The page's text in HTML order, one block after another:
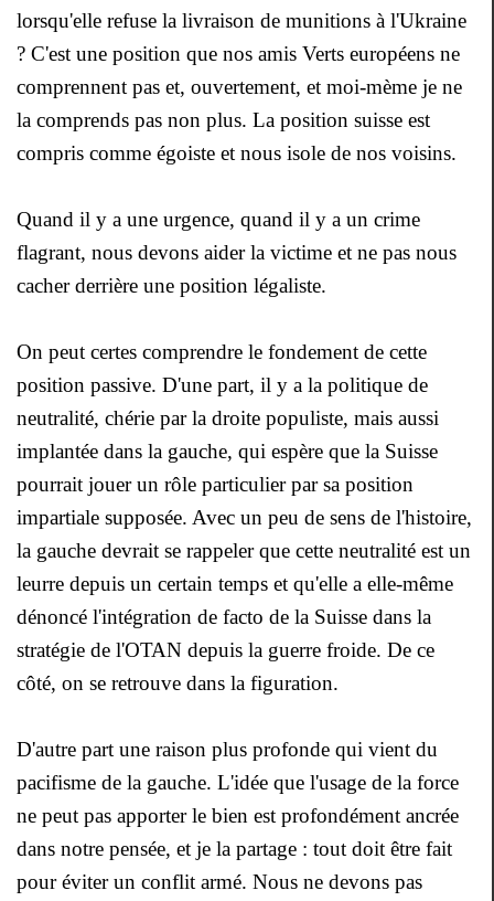
lorsqu'elle refuse la livraison de munitions à l'Ukraine
? C'est une position que nos amis Verts européens ne
comprennent pas et, ouvertement, et moi-mème je ne
la comprends pas non plus. La position suisse est
compris comme égoiste et nous isole de nos voisins.
Quand il y a une urgence, quand il y a un crime
flagrant, nous devons aider la victime et ne pas nous
cacher derrière une position légaliste.
On peut certes comprendre le fondement de cette
position passive. D'une part, il y a la politique de
neutralité, chérie par la droite populiste, mais aussi
implantée dans la gauche, qui espère que la Suisse
pourrait jouer un rôle particulier par sa position
impartiale supposée. Avec un peu de sens de l'histoire,
la gauche devrait se rappeler que cette neutralité est un
leurre depuis un certain temps et qu'elle a elle-même
dénoncé l'intégration de facto de la Suisse dans la
stratégie de l'OTAN depuis la guerre froide. De ce
côté, on se retrouve dans la figuration.
D'autre part une raison plus profonde qui vient du
pacifisme de la gauche. L'idée que l'usage de la force
ne peut pas apporter le bien est profondément ancrée
dans notre pensée, et je la partage : tout doit être fait
pour éviter un conflit armé. Nous ne devons pas